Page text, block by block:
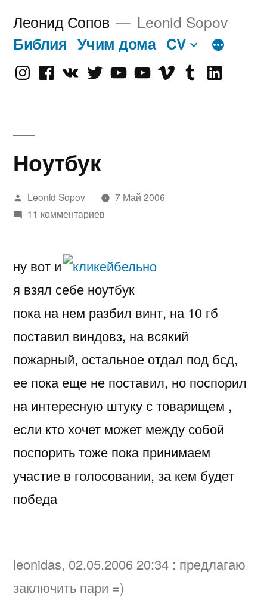
Леонид Сопов Leonid Sopov
Библия Учим дома CV
InstagramFacebook
VK TwitterYoutube
Old Vimeotumblrlinkedin
Ноутбук
Написано
автором
Leonid Sopov
7 Май 2006
11 комментариев
ну вот и
я взял себе ноутбук
пока на нем разбил винт, на 10 гб
поставил виндовз, на всякий
пожарный, остальное отдал под бсд,
ее пока еще не поставил, но поспорил
на интересную штуку с товарищем ,
если кто хочет может между собой
поспорить тоже пока принимаем
участие в голосовании, за кем будет
победа
leonidas, 02.05.2006 20:34 : предлагаю
заключить пари =)